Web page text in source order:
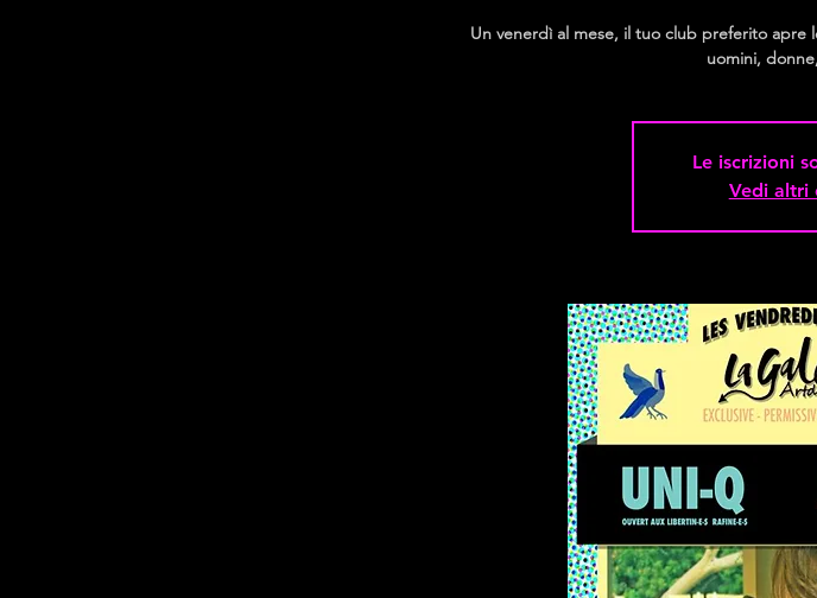
Un venerdì al mese, il tuo club preferito
uomini,
Le iscrizioni
Vedi altri